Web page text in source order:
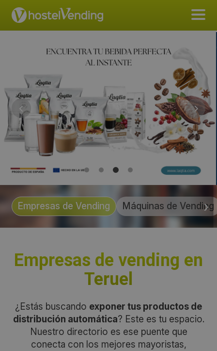
Empresas de Vending Máquinas de Vending
Empresas de vending en
Teruel
¿Estás buscando exponer tus productos de
distribución automática? Este es tu espacio.
Nuestro directorio es ese puente que
conecta con los mejores mayoristas,